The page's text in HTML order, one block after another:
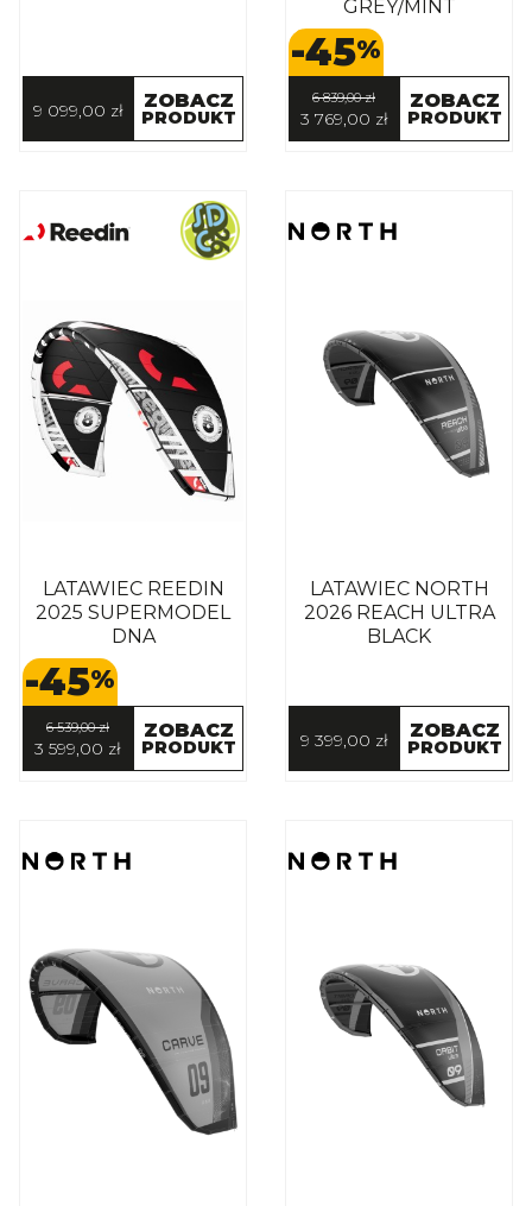
9 099,00 zł ZOBACZ
PRODUKT
GREY/MINT
-45%
6 839,00 zł
3 769,00 zł
ZOBACZ
PRODUKT
LATAWIEC REEDIN
2025 SUPERMODEL
DNA
-45%
6 539,00 zł
3 599,00 zł
ZOBACZ
PRODUKT
LATAWIEC NORTH
2026 REACH ULTRA
BLACK
9 399,00 zł ZOBACZ
PRODUKT